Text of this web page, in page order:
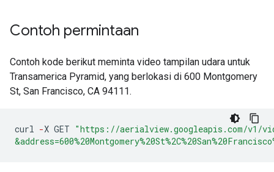
Contoh permintaan
Contoh kode berikut meminta video tampilan udara untuk
Transamerica Pyramid, yang berlokasi di 600 Montgomery
St, San Francisco, CA 94111.
curl -X GET "https://aerialview.googleapis.com/v1/